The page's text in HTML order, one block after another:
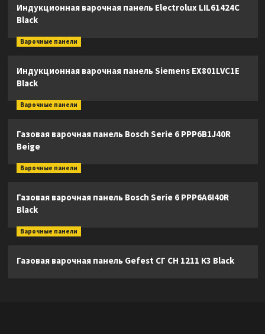
Индукционная варочная панель Electrolux LIL61424C
Black
Варочные панели
Индукционная варочная панель Siemens EX801LVC1E
Black
Варочные панели
Газовая варочная панель Bosch Serie 6 PPP6B1J40R
Beige
Варочные панели
Газовая варочная панель Bosch Serie 6 PPP6A6I40R
Black
Варочные панели
Газовая варочная панель Gefest СГ СН 1211 К3 Black